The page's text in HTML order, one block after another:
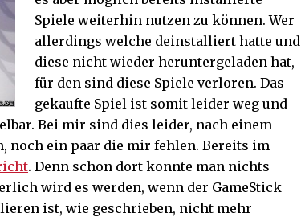
Spiele weiterhin nutzen zu können. Wer
allerdings welche deinstalliert hatte und
diese nicht wieder heruntergeladen hat,
für den sind diese Spiele verloren. Das
gekaufte Spiel ist somit leider weg und
Bei mir sind dies leider, nach einem
noch ein paar die mir fehlen. Bereits im
. Denn schon dort konnte man nichts
wird es werden, wenn der GameStick
ist, wie geschrieben, nicht mehr